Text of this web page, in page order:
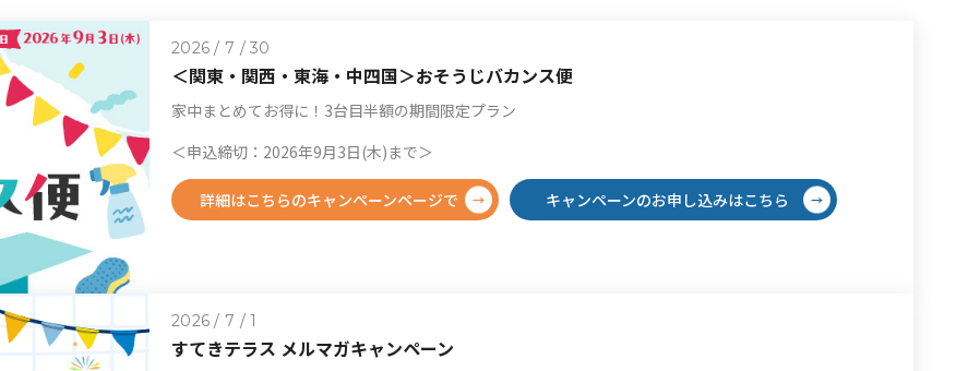
2026 / 7 / 30
＜関東・関西・東海・中四国＞おそうじバカンス便
家中まとめてお得に！3台目半額の期間限定プラン
＜申込締切：2026年9月3日(木)まで＞
詳細はこちらのキャンペーンページで キャンペーンのお申し込みはこちら
2026 / 7 / 1
すてきテラス メルマガキャンペーン